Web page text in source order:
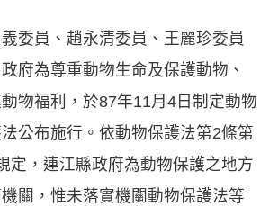
委員、趙永清委員、王麗珍委員
府為尊重動物生命及保護動物、
物福利，於87年11月4日制定動物
公布施行。依動物保護法第2條第
定，連江縣政府為動物保護之地方
關，惟未落實機關動物保護法等